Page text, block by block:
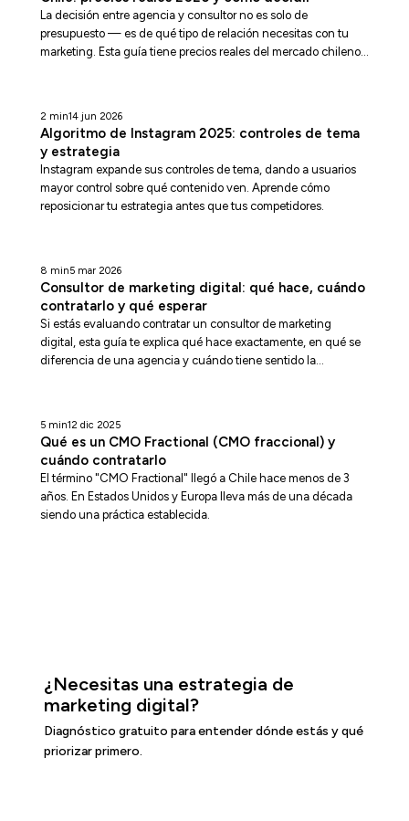
La decisión entre agencia y consultor no es solo de
presupuesto — es de qué tipo de relación necesitas con tu
marketing. Esta guía tiene precios reales del mercado chileno
2 min14 jun 2026
Algoritmo de Instagram 2025: controles de tema
y estrategia
Instagram expande sus controles de tema, dando a usuarios
mayor control sobre qué contenido ven. Aprende cómo
reposicionar tu estrategia antes que tus competidores.
8 min5 mar 2026
Consultor de marketing digital: qué hace, cuándo
contratarlo y qué esperar
Si estás evaluando contratar un consultor de marketing
digital, esta guía te explica qué hace exactamente, en qué se
diferencia de una agencia y cuándo tiene sentido la
5 min12 dic 2025
Qué es un CMO Fractional (CMO fraccional) y
cuándo contratarlo
El término "CMO Fractional" llegó a Chile hace menos de 3
años. En Estados Unidos y Europa lleva más de una década
siendo una práctica establecida.
¿Necesitas una estrategia de
marketing digital?
Diagnóstico gratuito para entender dónde estás y qué
priorizar primero.